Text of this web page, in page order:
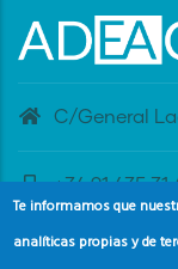
C/General
+34 91 435 31
Te informamos que
analíticas propias y de